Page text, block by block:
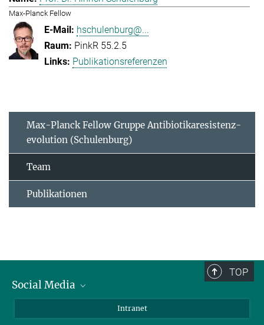
Max-Planck Fellow
hschulenburg@...
PinkR 55.2.5
Publikationsreferenzen
Max-Planck Fellow Gruppe Antibiotikaresistenz-
evolution (Schulenburg)
Team
Publikationen
TOP
Social Media
Intranet